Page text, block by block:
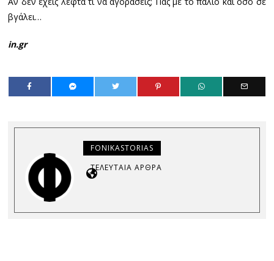
βγάλει…
in.gr
FONIKASTORIAS
ΤΕΛΕΥΤΑΊΑ ΆΡΘΡΑ